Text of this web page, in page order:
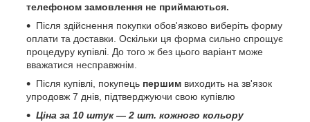
телефоном замовлення не приймаються.
Після здійснення покупки обов'язково виберіть форму
оплати та доставки. Оскільки ця форма сильно спрощує
процедуру купівлі. До того ж без цього варіант може
вважатися несправжнім.
Після купівлі, покупець першим виходить на зв'язок
упродовж 7 днів, підтверджуючи свою купівлю
Ціна за 10 штук — 2 шт. кожного кольору